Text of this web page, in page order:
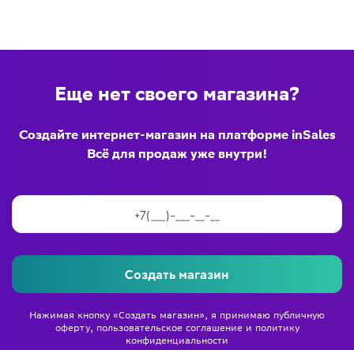
Еще нет своего магазина?
Создайте интернет-магазин на платформе inSales
Всё для продаж уже внутри!
Создать магазин
Нажимая кнопку «Создать магазин», я принимаю публичную
оферту, пользовательское соглашениеи политику
конфиденциальности